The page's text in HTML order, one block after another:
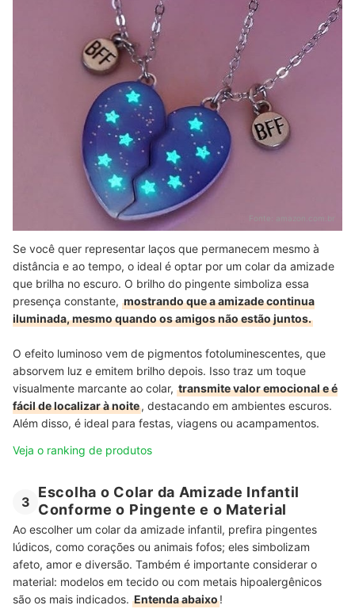
Fonte: amazon.com.br
Se você quer representar laços que permanecem mesmo à
distância e ao tempo, o ideal é optar por um colar da amizade
que brilha no escuro. O brilho do pingente simboliza essa
presença constante, mostrando que a amizade continua
iluminada, mesmo quando os amigos não estão juntos.
O efeito luminoso vem de pigmentos fotoluminescentes, que
absorvem luz e emitem brilho depois. Isso traz um toque
visualmente marcante ao colar, transmite valor emocional e é
fácil de localizar à noite, destacando em ambientes escuros.
Além disso, é ideal para festas, viagens ou acampamentos.
Veja o ranking de produtos
3
Escolha o Colar da Amizade Infantil
Conforme o Pingente e o Material
Ao escolher um colar da amizade infantil, prefira pingentes
lúdicos, como corações ou animais fofos; eles simbolizam
afeto, amor e diversão. Também é importante considerar o
material: modelos em tecido ou com metais hipoalergênicos
são os mais indicados. Entenda abaixo!